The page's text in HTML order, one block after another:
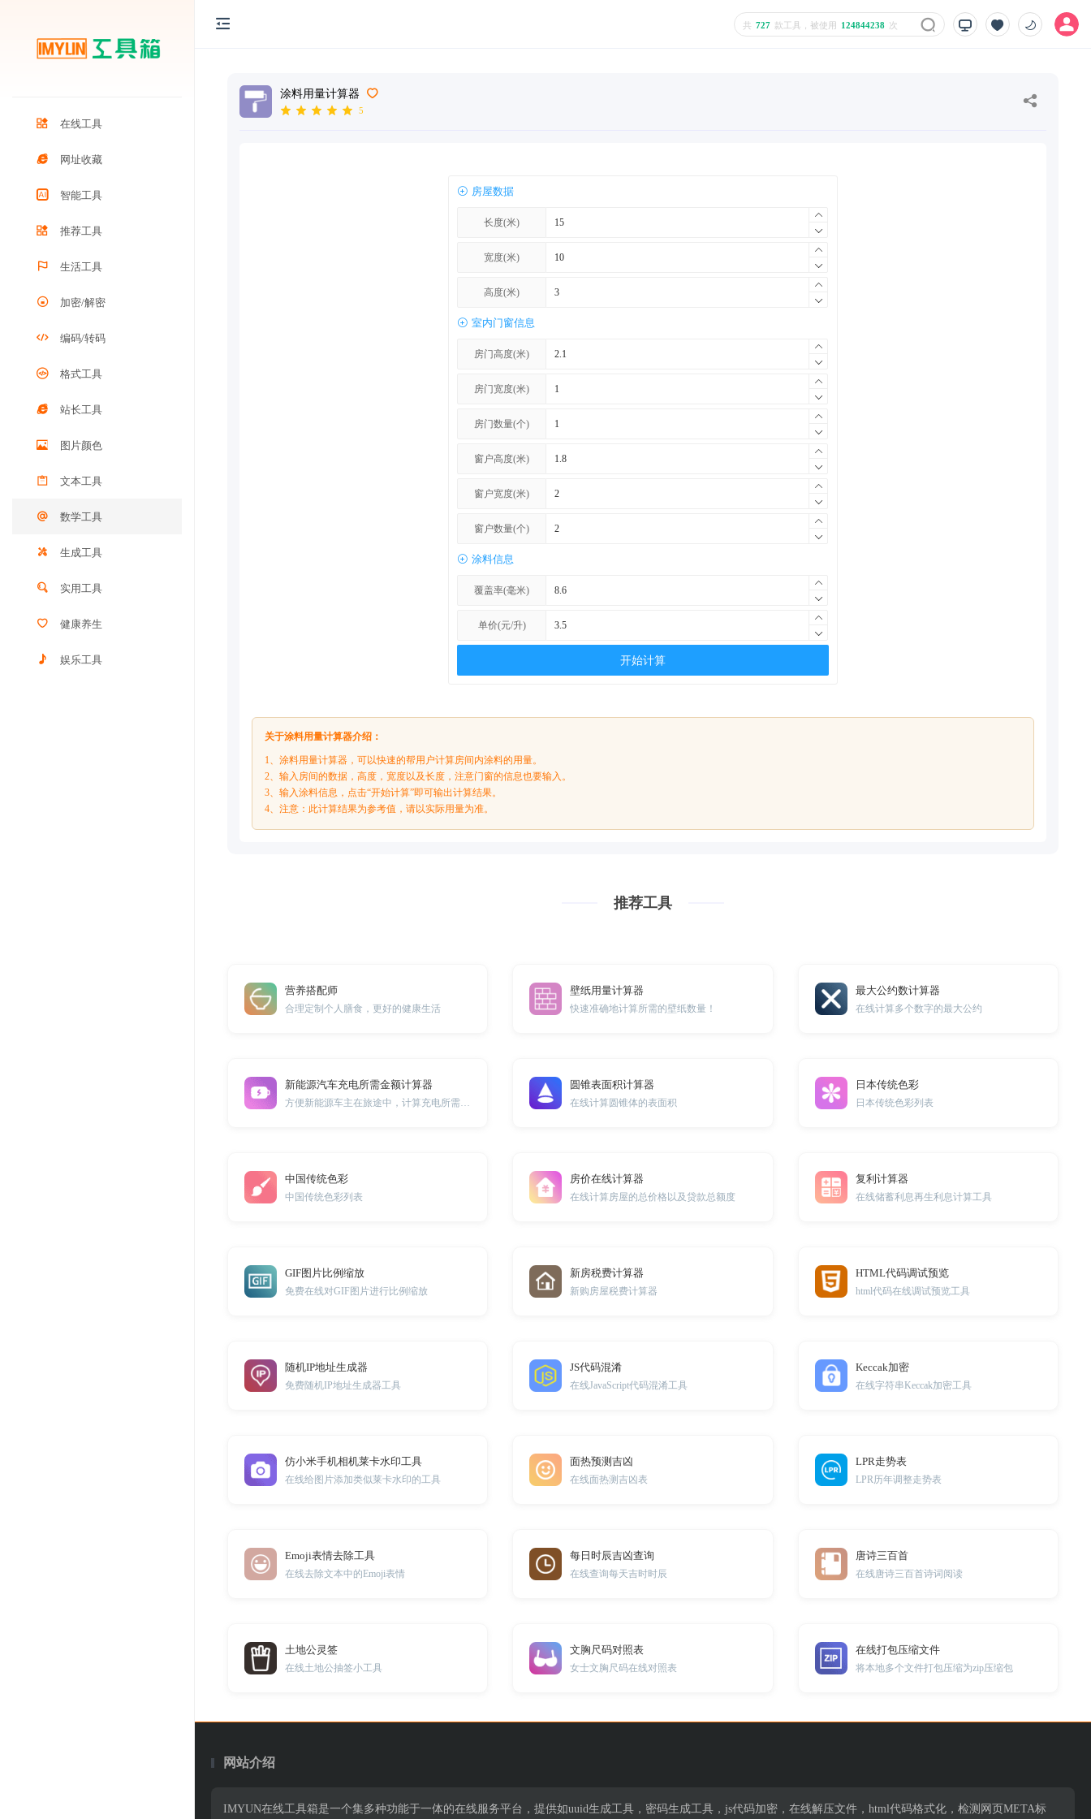
在线工具
网址收藏
智能工具
推荐工具
生活工具
加密/解密
编码/转码
格式工具
站长工具
图片颜色
文本工具
数学工具
生成工具
实用工具
健康养生
娱乐工具
共 727 款工具，被使用 124844238 次
涂料用量计算器
5
房屋数据
长度(米)
宽度(米)
高度(米)
室内门窗信息
房门高度(米)
房门宽度(米)
房门数量(个)
窗户高度(米)
窗户宽度(米)
窗户数量(个)
涂料信息
覆盖率(毫米)
单价(元/升)
开始计算
关于涂料用量计算器介绍：
1、涂料用量计算器，可以快速的帮用户计算房间内涂料的用量。
2、输入房间的数据，高度，宽度以及长度，注意门窗的信息也要输入。
3、输入涂料信息，点击“开始计算”即可输出计算结果。
4、注意：此计算结果为参考值，请以实际用量为准。
推荐工具
营养搭配师
合理定制个人膳食，更好的健康生活
壁纸用量计算器
快速准确地计算所需的壁纸数量！
最大公约数计算器
在线计算多个数字的最大公约
新能源汽车充电所需金额计算器 圆锥表面积计算器
在线计算圆锥体的表面积
日本传统色彩
日本传统色彩列表
中国传统色彩
中国传统色彩列表
房价在线计算器
在线计算房屋的总价格以及贷款总额度
复利计算器
在线储蓄利息再生利息计算工具
GIF图片比例缩放
免费在线对GIF图片进行比例缩放
新房税费计算器
新购房屋税费计算器
HTML代码调试预览
html代码在线调试预览工具
随机IP地址生成器
免费随机IP地址生成器工具
JS代码混淆
在线JavaScript代码混淆工具
Keccak加密
在线字符串Keccak加密工具
仿小米手机相机莱卡水印工具
在线给图片添加类似莱卡水印的工具
面热预测吉凶
在线面热测吉凶表
LPR走势表
LPR历年调整走势表
Emoji表情去除工具
在线去除文本中的Emoji表情
每日时辰吉凶查询
在线查询每天吉时时辰
唐诗三百首
在线唐诗三百首诗词阅读
土地公灵签
在线土地公抽签小工具
文胸尺码对照表
女士文胸尺码在线对照表
在线打包压缩文件
将本地多个文件打包压缩为zip压缩包
网站介绍
IMYUN在线工具箱是一个集多种功能于一体的在线服务平台，提供如uuid生成工具，密码生成工具，js代码加密，在线解压文件，html代码格式化，检测网页META标